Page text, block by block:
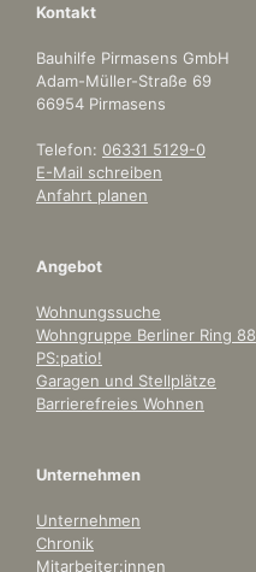
Kontakt
Bauhilfe Pirmasens GmbH
Adam-Müller-Straße 69
66954 Pirmasens
Telefon: 06331 5129-0
E-Mail schreiben
Anfahrt planen
Angebot
Wohnungssuche
Wohngruppe Berliner Ring 88
PS:patio!
Garagen und Stellplätze
Barrierefreies Wohnen
Unternehmen
Unternehmen
Chronik
Mitarbeiter:innen